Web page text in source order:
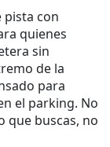
pista con
quienes
sin
de la
para
el parking. No
que buscas, no